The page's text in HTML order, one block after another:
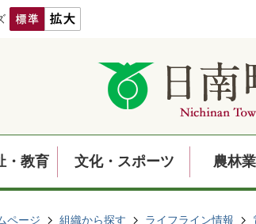
・教育 文化・スポーツ 農林
ページ 組織から探す ライフライン情報